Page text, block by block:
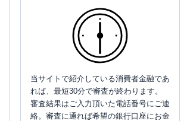
当サイトで紹介している消費者金融であ
れば、最短30分で審査が終わります。
審査結果はご入力頂いた電話番号にご連
絡。審査に通れば希望の銀行口座にお金